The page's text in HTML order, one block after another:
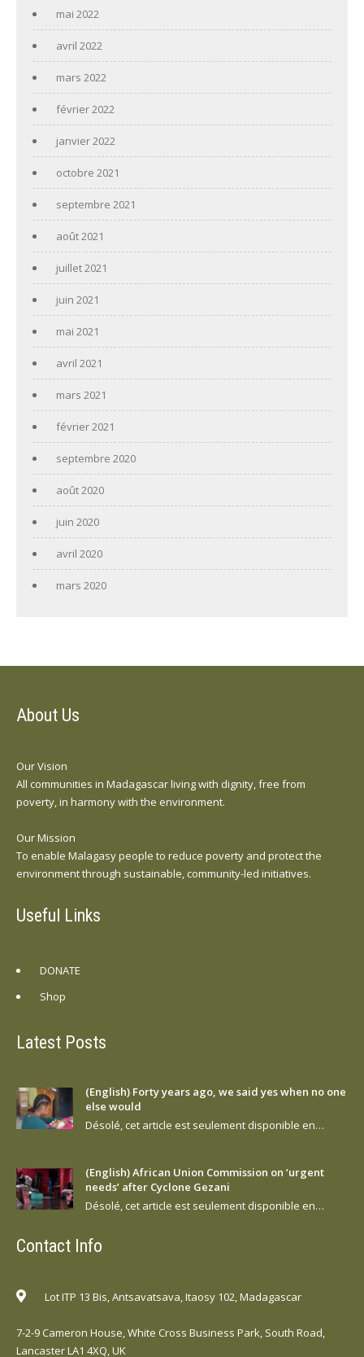
mai 2022
avril 2022
mars 2022
février 2022
janvier 2022
octobre 2021
septembre 2021
août 2021
juillet 2021
juin 2021
mai 2021
avril 2021
mars 2021
février 2021
septembre 2020
août 2020
juin 2020
avril 2020
mars 2020
About Us
Our Vision
All communities in Madagascar living with dignity, free from
poverty, in harmony with the environment.
Our Mission
To enable Malagasy people to reduce poverty and protect the
environment through sustainable, community-led initiatives.
Useful Links
DONATE
Shop
Latest Posts
(English) Forty years ago, we said yes when no one
else would
Désolé, cet article est seulement disponible en…
(English) African Union Commission on ‘urgent
needs’ after Cyclone Gezani
Désolé, cet article est seulement disponible en…
Contact Info
Lot ITP 13 Bis, Antsavatsava, Itaosy 102, Madagascar
7-2-9 Cameron House, White Cross Business Park, South Road,
Lancaster LA1 4XQ, UK